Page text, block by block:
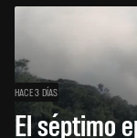
HACE 3 DÍAS
El séptimo